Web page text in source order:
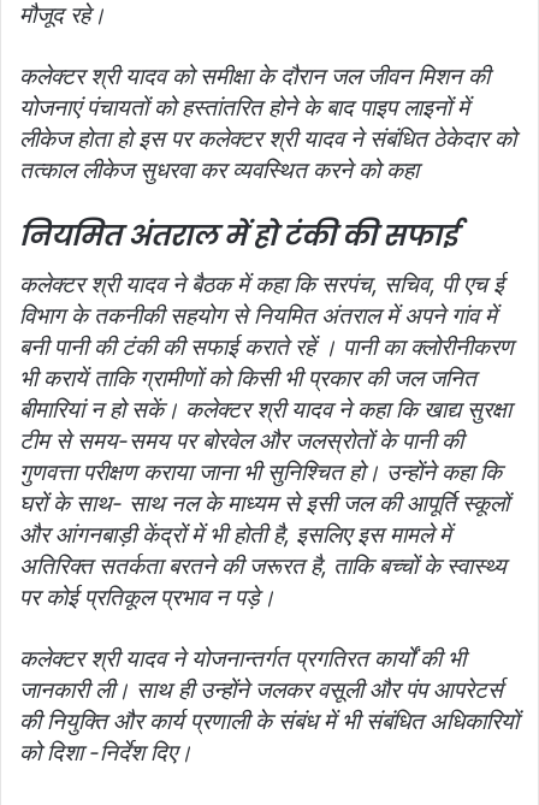
मौजूद रहे।
कलेक्टर श्री यादव को समीक्षा के दौरान जल जीवन मिशन की
योजनाएं पंचायतों को हस्तांतरित होने के बाद पाइप लाइनों में
लीकेज होता हो इस पर कलेक्टर श्री यादव ने संबंधित ठेकेदार को
तत्काल लीकेज सुधरवा कर व्यवस्थित करने को कहा
नियमित अंतराल में हो टंकी की सफाई
कलेक्टर श्री यादव ने बैठक में कहा कि सरपंच, सचिव, पी एच ई
विभाग के तकनीकी सहयोग से नियमित अंतराल में अपने गांव में
बनी पानी की टंकी की सफाई कराते रहें । पानी का क्लोरीनीकरण
भी करायें ताकि ग्रामीणों को किसी भी प्रकार की जल जनित
बीमारियां न हो सकें। कलेक्टर श्री यादव ने कहा कि खाद्य सुरक्षा
टीम से समय-समय पर बोरवेल और जलस्रोतों के पानी की
गुणवत्ता परीक्षण कराया जाना भी सुनिश्चित हो। उन्होंने कहा कि
घरों के साथ- साथ नल के माध्यम से इसी जल की आपूर्ति स्कूलों
और आंगनबाड़ी केंद्रों में भी होती है, इसलिए इस मामले में
अतिरिक्त सतर्कता बरतने की जरूरत है, ताकि बच्चों के स्वास्थ्य
पर कोई प्रतिकूल प्रभाव न पड़े।
कलेक्टर श्री यादव ने योजनान्तर्गत प्रगतिरत कार्यों की भी
जानकारी ली। साथ ही उन्होंने जलकर वसूली और पंप आपरेटर्स
की नियुक्ति और कार्य प्रणाली के संबंध में भी संबंधित अधिकारियों
को दिशा -निर्देश दिए।